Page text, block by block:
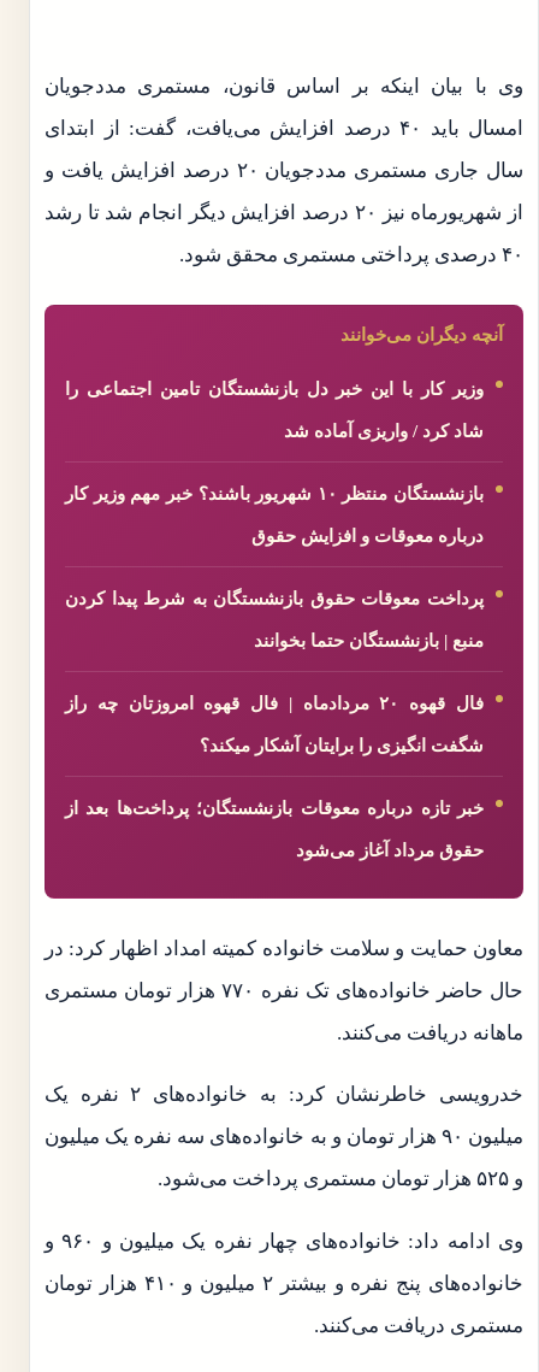
وی با بیان اینکه بر اساس قانون، مستمری مددجویان
امسال باید ۴۰ درصد افزایش می‌یافت، گفت: از ابتدای
سال جاری مستمری مددجویان ۲۰ درصد افزایش یافت و
از شهریورماه نیز ۲۰ درصد افزایش دیگر انجام شد تا رشد
۴۰ درصدی پرداختی مستمری محقق شود.
آنچه دیگران می‌خوانند
وزیر کار با این خبر دل بازنشستگان تامین اجتماعی را
شاد کرد / واریزی آماده شد
بازنشستگان منتظر ۱۰ شهریور باشند؟ خبر مهم وزیر کار
درباره معوقات و افزایش حقوق
پرداخت معوقات حقوق بازنشستگان به شرط پیدا کردن
منبع | بازنشستگان حتما بخوانند
فال قهوه ۲۰ مردادماه | فال قهوه امروزتان چه راز
شگفت انگیزی را برایتان آشکار میکند؟
خبر تازه درباره معوقات بازنشستگان؛ پرداخت‌ها بعد از
حقوق مرداد آغاز می‌شود
معاون حمایت و سلامت خانواده کمیته امداد اظهار کرد: در
حال حاضر خانواده‌های تک نفره ۷۷۰ هزار تومان مستمری
ماهانه دریافت می‌کنند.
خدرویسی خاطرنشان کرد: به خانواده‌های ۲ نفره یک
میلیون ۹۰ هزار تومان و به خانواده‌های سه نفره یک میلیون
و ۵۲۵ هزار تومان مستمری پرداخت می‌شود.
وی ادامه داد: خانواده‌های چهار نفره یک میلیون و ۹۶۰ و
خانواده‌های پنج نفره و بیشتر ۲ میلیون و ۴۱۰ هزار تومان
مستمری دریافت می‌کنند.